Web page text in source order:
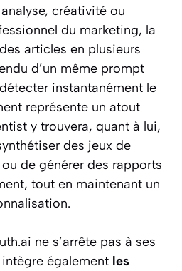
créativité ou
du marketing, la
articles en plusieurs
d’un même prompt
instantanément le
représente un atout
y trouvera, quant à lui,
des jeux de
de générer des rapports
tout en maintenant un
ne s’arrête pas à ses
également les